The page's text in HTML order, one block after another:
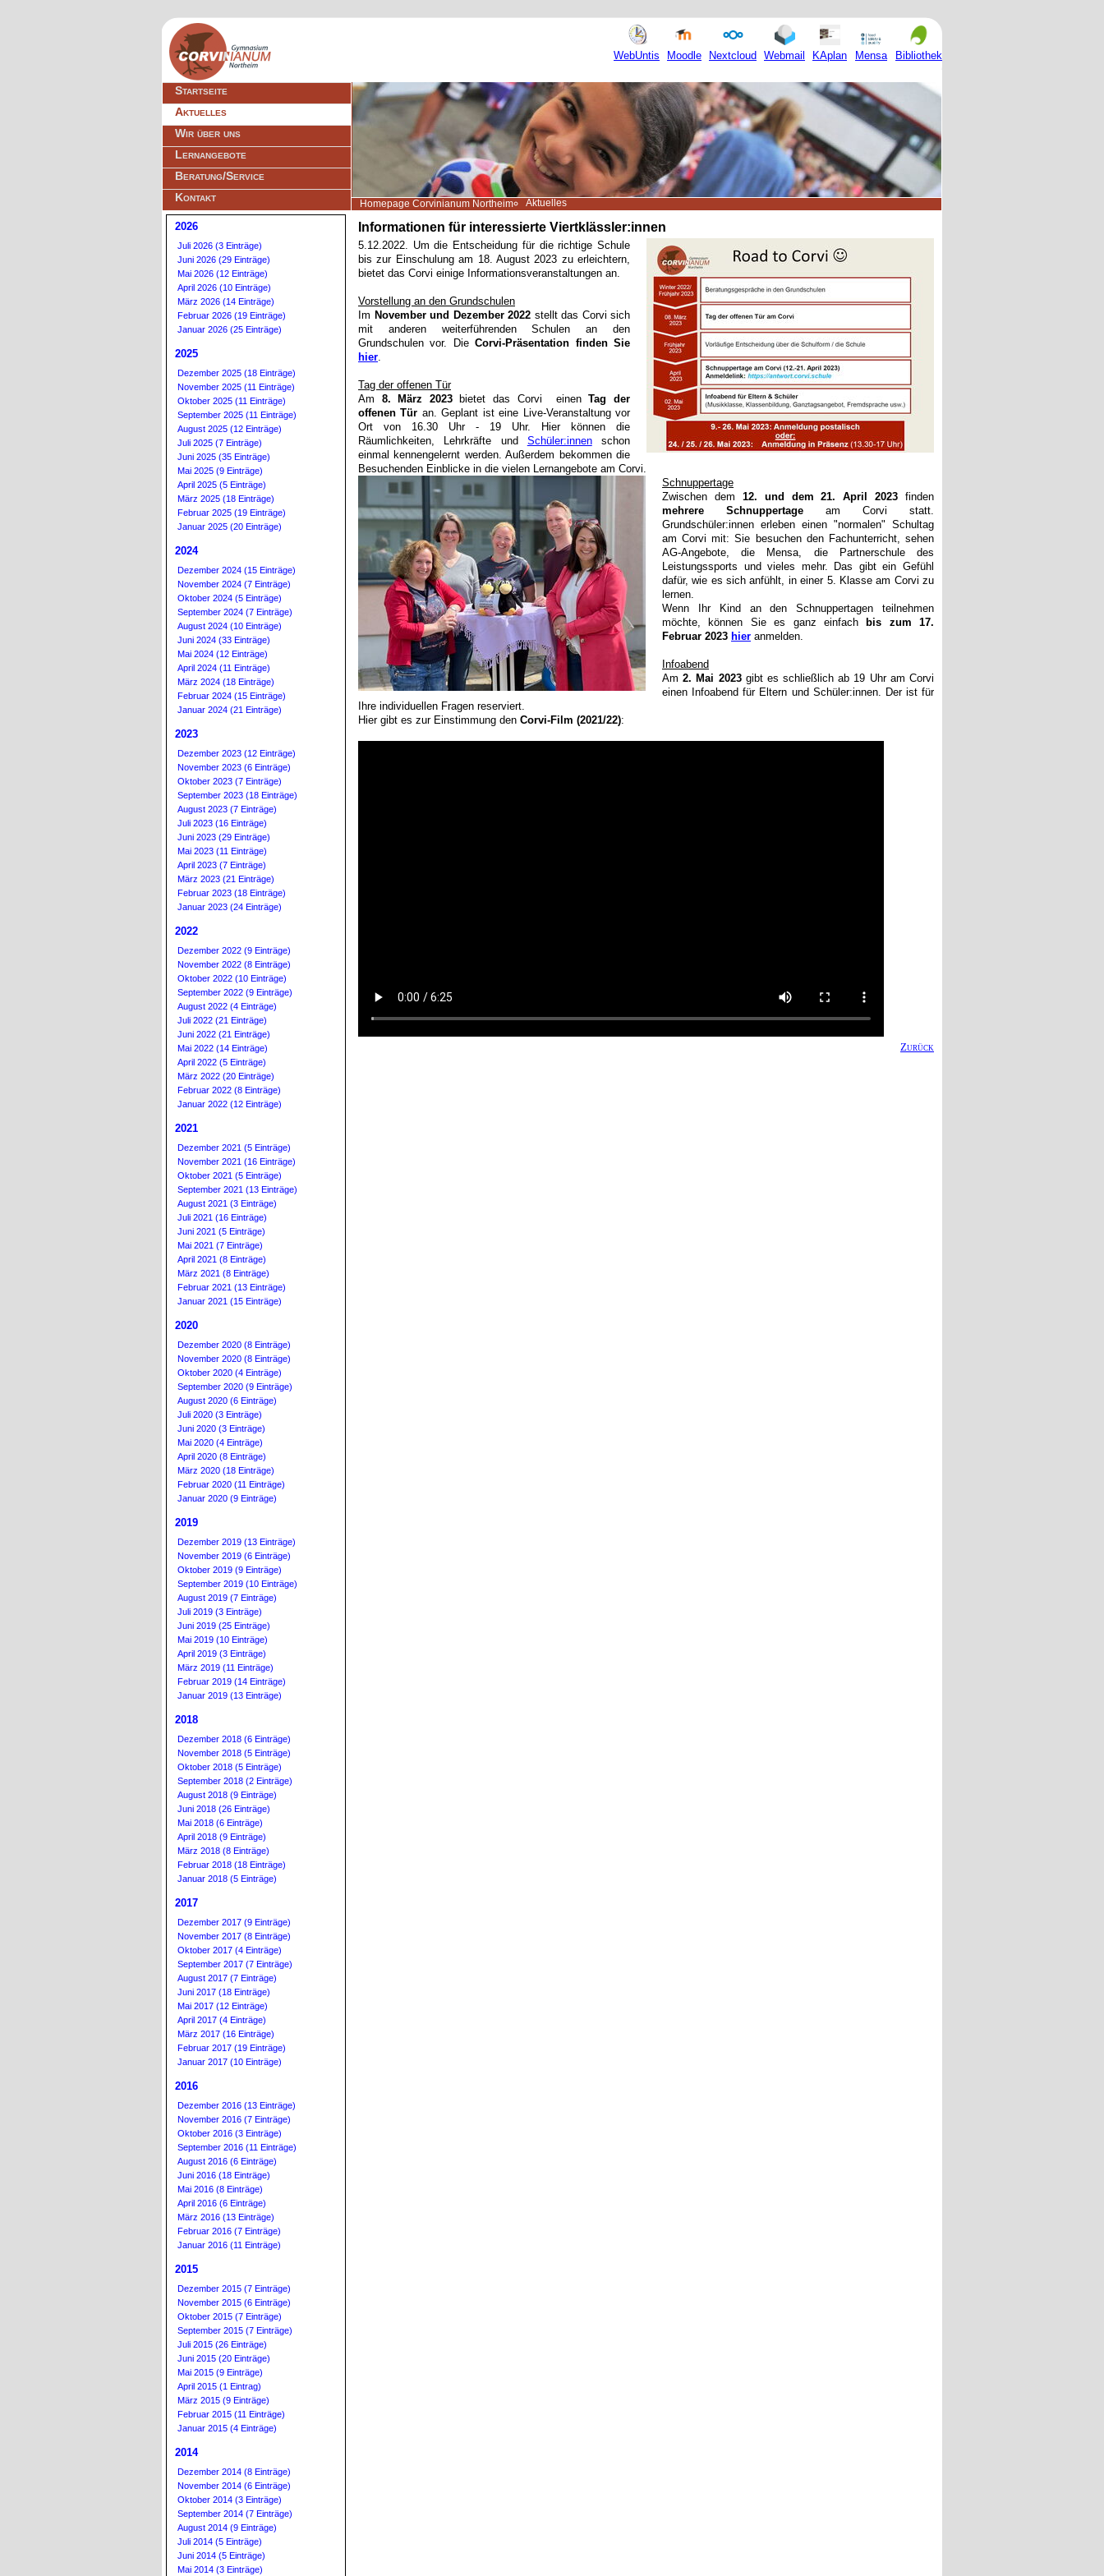
WebUntis Moodle Nextcloud Webmail KAplan Mensa Bibliothek
Navigation
überspringen
Startseite
Aktuelles
Wir über uns
Lernangebote
Beratung/Service
Kontakt
Homepage Corvinianum Northeim Aktuelles
Informationen für interessierte Viertklässler:innen
5.12.2022. Um die Entscheidung für die richtige Schule
bis zur Einschulung am 18. August 2023 zu erleichtern,
bietet das Corvi einige Informationsveranstaltungen an.
Vorstellung an den Grundschulen
Im November und Dezember 2022 stellt das Corvi sich
mit anderen weiterführenden Schulen an den
Grundschulen vor. DieCorvi-Präsentation finden Sie
hier.
Tag der offenen Tür
Am 8. März 2023bietet das Corvi einenTag der
offenen Tür an. Geplant ist eine Live-Veranstaltung vor
Ort von 16.30 Uhr - 19 Uhr. Hier können die
Räumlichkeiten, Lehrkräfte und Schüler:innenschon
einmal kennengelernt werden. Außerdem bekommen die
Besuchenden Einblicke in die vielen Lernangebote am Corvi.
Schnuppertage
Zwischen dem 12. und dem 21. April 2023 finden
mehrere Schnuppertage am Corvi statt.
Grundschüler:innen erleben einen "normalen" Schultag
am Corvi mit: Sie besuchen den Fachunterricht, sehen
AG-Angebote, die Mensa, die Partnerschule des
Leistungssports und vieles mehr. Das gibt ein Gefühl
dafür, wie es sich anfühlt, in einer 5. Klasse am Corvi zu
lernen.
Wenn Ihr Kind an den Schnuppertagen teilnehmen
möchte, können Sie es ganz einfach
bis zum 17.
Februar 2023 hier anmelden.
Infoabend
Am2. Mai 2023gibt es schließlich ab 19 Uhr am Corvi
einen Infoabend für Eltern und Schüler:innen. Der ist für
Ihre individuellen Fragen reserviert.
Hier gibt es zur Einstimmung den Corvi-Film (2021/22):
Zurück
2026
Juli 2026 (3 Einträge)
Juni 2026 (29 Einträge)
Mai 2026 (12 Einträge)
April 2026 (10 Einträge)
März 2026 (14 Einträge)
Februar 2026 (19 Einträge)
Januar 2026 (25 Einträge)
2025
Dezember 2025 (18 Einträge)
November 2025 (11 Einträge)
Oktober 2025 (11 Einträge)
September 2025 (11 Einträge)
August 2025 (12 Einträge)
Juli 2025 (7 Einträge)
Juni 2025 (35 Einträge)
Mai 2025 (9 Einträge)
April 2025 (5 Einträge)
März 2025 (18 Einträge)
Februar 2025 (19 Einträge)
Januar 2025 (20 Einträge)
2024
Dezember 2024 (15 Einträge)
November 2024 (7 Einträge)
Oktober 2024 (5 Einträge)
September 2024 (7 Einträge)
August 2024 (10 Einträge)
Juni 2024 (33 Einträge)
Mai 2024 (12 Einträge)
April 2024 (11 Einträge)
März 2024 (18 Einträge)
Februar 2024 (15 Einträge)
Januar 2024 (21 Einträge)
2023
Dezember 2023 (12 Einträge)
November 2023 (6 Einträge)
Oktober 2023 (7 Einträge)
September 2023 (18 Einträge)
August 2023 (7 Einträge)
Juli 2023 (16 Einträge)
Juni 2023 (29 Einträge)
Mai 2023 (11 Einträge)
April 2023 (7 Einträge)
März 2023 (21 Einträge)
Februar 2023 (18 Einträge)
Januar 2023 (24 Einträge)
2022
Dezember 2022 (9 Einträge)
November 2022 (8 Einträge)
Oktober 2022 (10 Einträge)
September 2022 (9 Einträge)
August 2022 (4 Einträge)
Juli 2022 (21 Einträge)
Juni 2022 (21 Einträge)
Mai 2022 (14 Einträge)
April 2022 (5 Einträge)
März 2022 (20 Einträge)
Februar 2022 (8 Einträge)
Januar 2022 (12 Einträge)
2021
Dezember 2021 (5 Einträge)
November 2021 (16 Einträge)
Oktober 2021 (5 Einträge)
September 2021 (13 Einträge)
August 2021 (3 Einträge)
Juli 2021 (16 Einträge)
Juni 2021 (5 Einträge)
Mai 2021 (7 Einträge)
April 2021 (8 Einträge)
März 2021 (8 Einträge)
Februar 2021 (13 Einträge)
Januar 2021 (15 Einträge)
2020
Dezember 2020 (8 Einträge)
November 2020 (8 Einträge)
Oktober 2020 (4 Einträge)
September 2020 (9 Einträge)
August 2020 (6 Einträge)
Juli 2020 (3 Einträge)
Juni 2020 (3 Einträge)
Mai 2020 (4 Einträge)
April 2020 (8 Einträge)
März 2020 (18 Einträge)
Februar 2020 (11 Einträge)
Januar 2020 (9 Einträge)
2019
Dezember 2019 (13 Einträge)
November 2019 (6 Einträge)
Oktober 2019 (9 Einträge)
September 2019 (10 Einträge)
August 2019 (7 Einträge)
Juli 2019 (3 Einträge)
Juni 2019 (25 Einträge)
Mai 2019 (10 Einträge)
April 2019 (3 Einträge)
März 2019 (11 Einträge)
Februar 2019 (14 Einträge)
Januar 2019 (13 Einträge)
2018
Dezember 2018 (6 Einträge)
November 2018 (5 Einträge)
Oktober 2018 (5 Einträge)
September 2018 (2 Einträge)
August 2018 (9 Einträge)
Juni 2018 (26 Einträge)
Mai 2018 (6 Einträge)
April 2018 (9 Einträge)
März 2018 (8 Einträge)
Februar 2018 (18 Einträge)
Januar 2018 (5 Einträge)
2017
Dezember 2017 (9 Einträge)
November 2017 (8 Einträge)
Oktober 2017 (4 Einträge)
September 2017 (7 Einträge)
August 2017 (7 Einträge)
Juni 2017 (18 Einträge)
Mai 2017 (12 Einträge)
April 2017 (4 Einträge)
März 2017 (16 Einträge)
Februar 2017 (19 Einträge)
Januar 2017 (10 Einträge)
2016
Dezember 2016 (13 Einträge)
November 2016 (7 Einträge)
Oktober 2016 (3 Einträge)
September 2016 (11 Einträge)
August 2016 (6 Einträge)
Juni 2016 (18 Einträge)
Mai 2016 (8 Einträge)
April 2016 (6 Einträge)
März 2016 (13 Einträge)
Februar 2016 (7 Einträge)
Januar 2016 (11 Einträge)
2015
Dezember 2015 (7 Einträge)
November 2015 (6 Einträge)
Oktober 2015 (7 Einträge)
September 2015 (7 Einträge)
Juli 2015 (26 Einträge)
Juni 2015 (20 Einträge)
Mai 2015 (9 Einträge)
April 2015 (1 Eintrag)
März 2015 (9 Einträge)
Februar 2015 (11 Einträge)
Januar 2015 (4 Einträge)
2014
Dezember 2014 (8 Einträge)
November 2014 (6 Einträge)
Oktober 2014 (3 Einträge)
September 2014 (7 Einträge)
August 2014 (9 Einträge)
Juli 2014 (5 Einträge)
Juni 2014 (5 Einträge)
Mai 2014 (3 Einträge)